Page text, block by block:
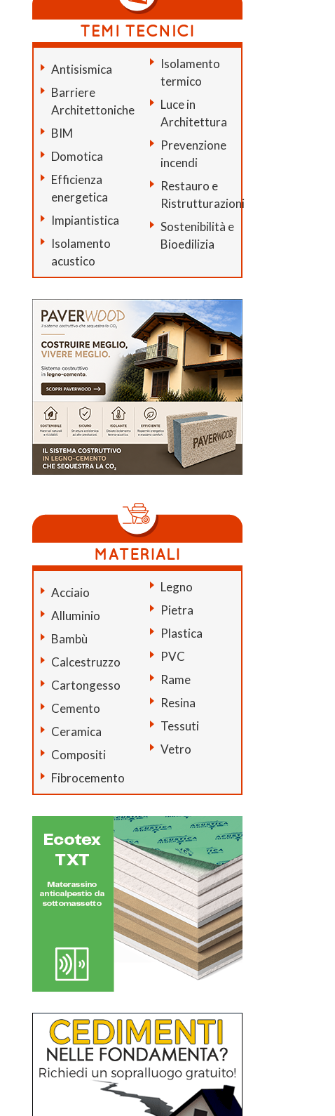
Antisismica
Barriere
Architettoniche
BIM
Domotica
Efficienza
energetica
Impiantistica
Isolamento
acustico
Isolamento
termico
Luce in
Architettura
Prevenzione
incendi
Restauro e
Ristrutturazioni
Sostenibilità e
Bioedilizia
Acciaio
Alluminio
Bambù
Calcestruzzo
Cartongesso
Cemento
Ceramica
Compositi
Fibrocemento
Legno
Pietra
Plastica
PVC
Rame
Resina
Tessuti
Vetro